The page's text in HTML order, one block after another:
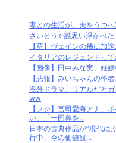
妻との生活が、夫をうつ
さいとう←誰思い浮かべた
【草】ヴェインの稀に加
イタリアのレジェンドっ
【画像】田中みな実、妊
【悲報】みいちゃんの作
海外ドラマ、リアルだと
ww
【フジ】宮司愛海アナ、
い」「一回鼻を...
日本の古典作品が”現代に
行中、今の価値観...